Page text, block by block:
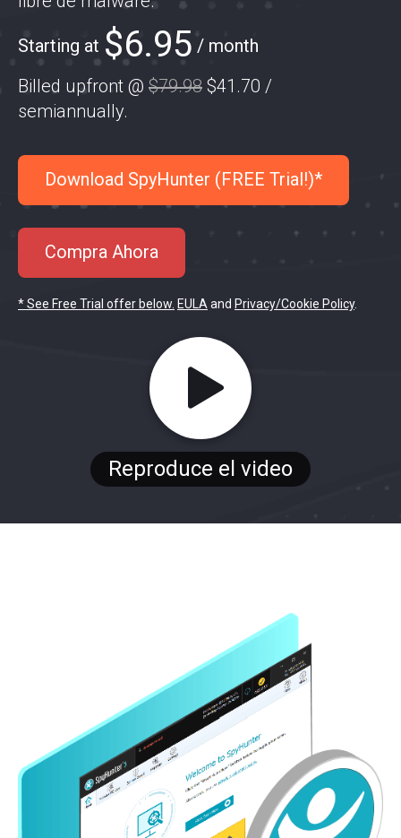
Starting at $6.95 / month
Billed upfront @ $79.98 $41.70 /
semiannually.
Download SpyHunter (FREE Trial!)*
Compra Ahora
* See Free Trial offer below. EULA and Privacy/Cookie Policy.
Reproduce el video